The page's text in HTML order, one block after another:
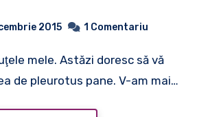
2015 1 Comentariu
de pleurotus pane. V-am mai…